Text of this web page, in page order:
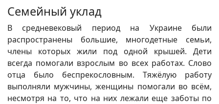
Семейный уклад
В средневековый период на Украине были
распространены большие, многодетные семьи,
члены которых жили под одной крышей. Дети
всегда помогали взрослым во всех работах. Слово
отца было беспрекословным. Тяжёлую работу
выполняли мужчины, женщины помогали во всём,
несмотря на то, что на них лежали еще заботы по